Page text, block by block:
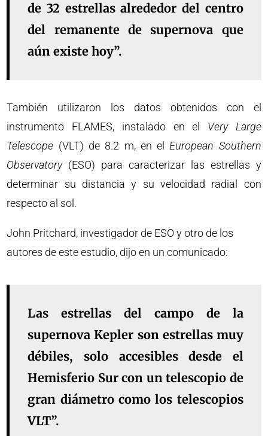
de 32 estrellas alrededor del centro
del remanente de supernova que
aún existe hoy”.
También utilizaron los datos obtenidos con el
instrumento FLAMES, instalado en el Very Large
Telescope (VLT) de 8.2 m, en el European Southern
Observatory(ESO) para caracterizar las estrellas y
determinar su distancia y su velocidad radial con
respecto al sol.
John Pritchard, investigador de ESO y otro de los
autores de este estudio, dijo en un comunicado:
Las estrellas del campo de la
supernova Kepler son estrellas muy
débiles, solo accesibles desde el
Hemisferio Sur con un telescopio de
gran diámetro como los telescopios
VLT”.